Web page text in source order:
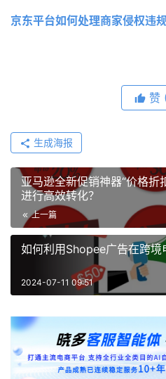
京东平台如何处理商家侵权违规
赞
生成海报
亚马逊全新促销神器“价格折
进行高效转化？
上一篇
如何利用Shopee广告在跨境
2024-07-11 09:51